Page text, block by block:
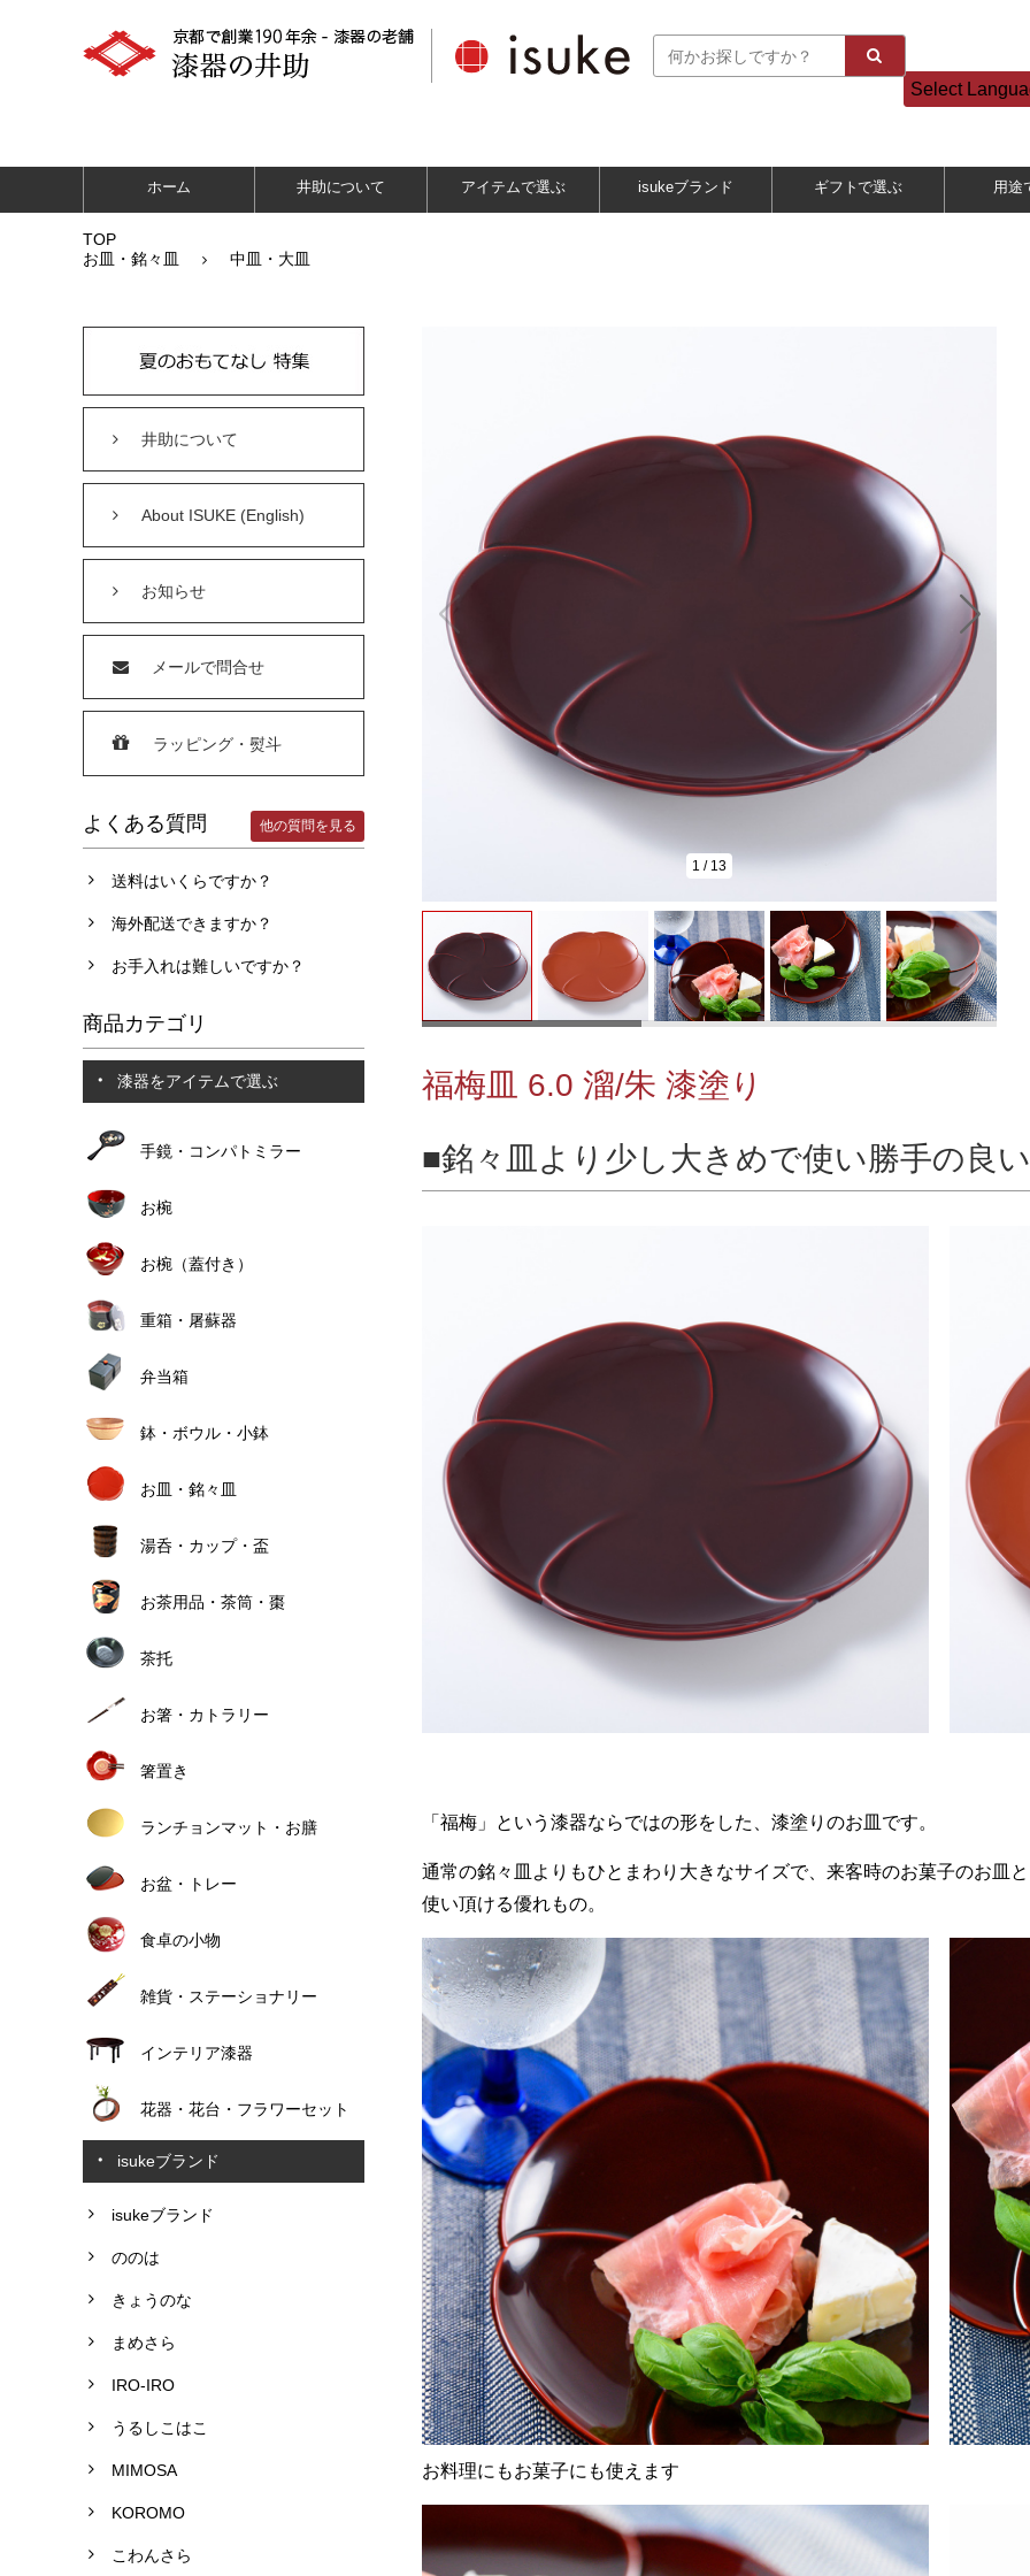
Select
ホーム 井助について アイテムで選ぶ isukeブランド ギフトで選ぶ 用途
TOP
お皿・銘々皿
中皿・大皿
井助について
About ISUKE (English)
お知らせ
メールで問合せ
ラッピング・熨斗
よくある質問 他の質問を見る
送料はいくらですか？
海外配送できますか？
お手入れは難しいですか？
商品カテゴリ
漆器をアイテムで選ぶ
手鏡・コンパトミラー
お椀
お椀（蓋付き）
重箱・屠蘇器
弁当箱
鉢・ボウル・小鉢
お皿・銘々皿
湯呑・カップ・盃
お茶用品・茶筒・棗
茶托
お箸・カトラリー
箸置き
ランチョンマット・お膳
お盆・トレー
食卓の小物
雑貨・ステーショナリー
インテリア漆器
花器・花台・フラワーセット
isukeブランド
isukeブランド
ののは
きょうのな
まめさら
IRO-IRO
うるしこはこ
MIMOSA
KOROMO
こわんさら
1 / 13
福梅皿 6.0 溜/朱 漆塗り
銘々皿より少し大きめで使い勝手の良
「福梅」という漆器ならではの形をした、漆塗りのお皿です。
通常の銘々皿よりもひとまわり大きなサイズで、来客時のお菓子のお皿
使い頂ける優れもの。
お料理にもお菓子にも使えます